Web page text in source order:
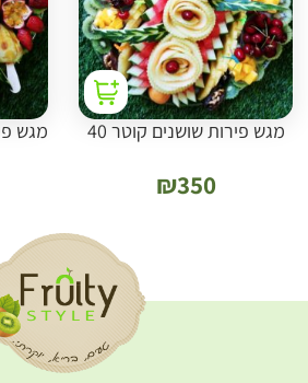
מגש פירות שושנים קוטר 40
₪350
מגש